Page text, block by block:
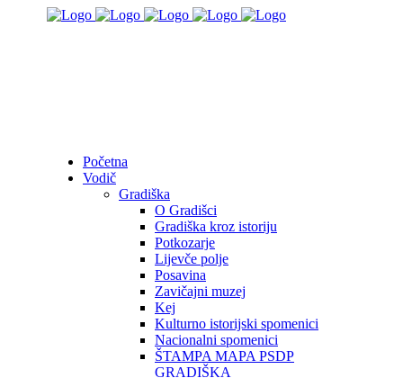
Početna
Vodič
Gradiška
O Gradišci
Gradiška kroz istoriju
Potkozarje
Lijevče polje
Posavina
Zavičajni muzej
Kej
Kulturno istorijski spomenici
Nacionalni spomenici
ŠTAMPA MAPA PSDP
GRADIŠKA